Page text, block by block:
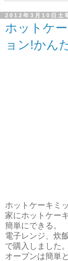
2012年3月10日土
ホットケ
ョン!かん
ホットケーキミ
家にホットケー
簡単にできる。
電子レンジ、炊
で購入しました。
オーブンは簡単